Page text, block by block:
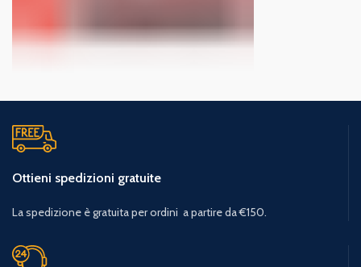
Ottieni spedizioni gratuite
La spedizione è gratuita per ordini a partire da €150.